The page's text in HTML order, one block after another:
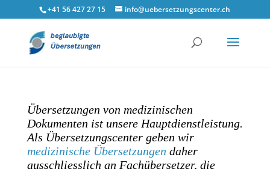
google-site-verification=y38nzQ4of1tUwdoSVDbeRymK1YorhSCiA1
+41 56 427 27 15 info@uebersetzungscenter.ch
Übersetzungen von medizinischen
Dokumenten ist unsere Hauptdienstleistung.
Als Übersetzungscenter geben wir
medizinische Übersetzungen daher
ausschliesslich an Fachübersetzer, die